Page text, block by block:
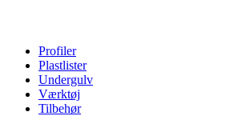
Profiler
Plastlister
Undergulv
Værktøj
Tilbehør